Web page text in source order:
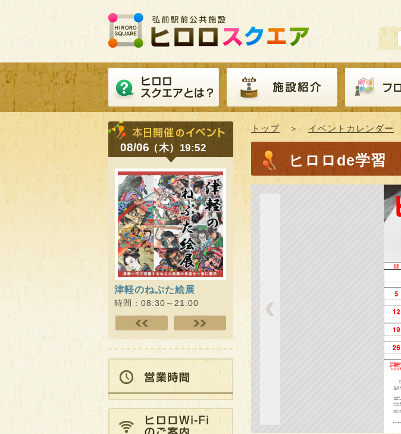
トップ＞ イベントカレンダー
ヒロロde学習
08/06（木）19:52
津軽のねぷた絵展
時間：08:30～21:00
時間：09:00～18:00
思春期のみ
youth cafe
時間：09:30